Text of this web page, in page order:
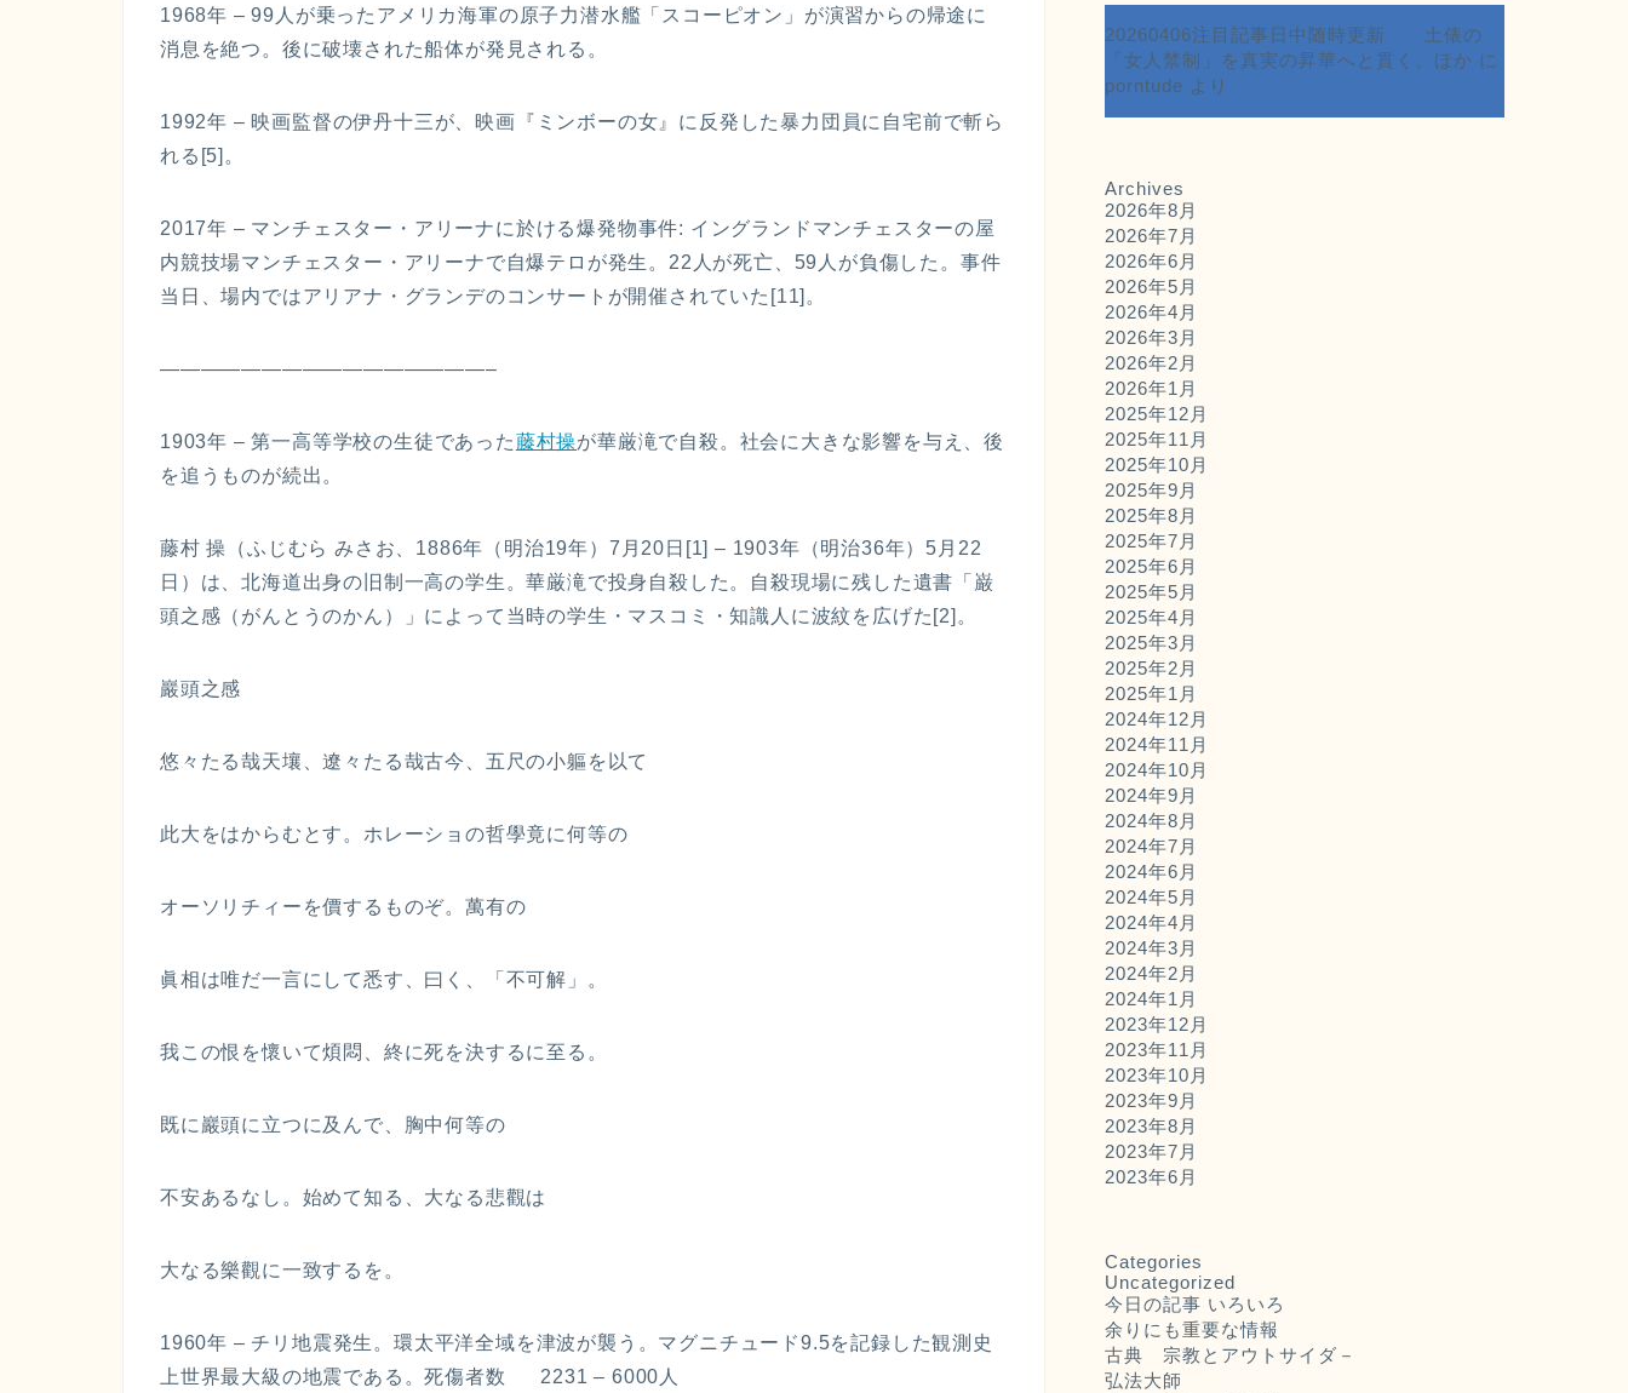
1968年 – 99人が乗ったアメリカ海軍の原子力潜水艦「スコーピオン」が演習からの帰途に
消息を絶つ。後に破壊された船体が発見される。
1992年 – 映画監督の伊丹十三が、映画『ミンボーの女』に反発した暴力団員に自宅前で斬ら
れる[5]。
2017年 – マンチェスター・アリーナに於ける爆発物事件: イングランドマンチェスターの屋
内競技場マンチェスター・アリーナで自爆テロが発生。22人が死亡、59人が負傷した。事件
当日、場内ではアリアナ・グランデのコンサートが開催されていた[11]。
————————————————–
1903年 – 第一高等学校の生徒であった藤村操が華厳滝で自殺。社会に大きな影響を与え、後
を追うものが続出。
藤村 操（ふじむら みさお、1886年（明治19年）7月20日[1] – 1903年（明治36年）5月22
日）は、北海道出身の旧制一高の学生。華厳滝で投身自殺した。自殺現場に残した遺書「巌
頭之感（がんとうのかん）」によって当時の学生・マスコミ・知識人に波紋を広げた[2]。
巖頭之感
悠々たる哉天壤、遼々たる哉古今、五尺の小軀を以て
此大をはからむとす。ホレーショの哲學竟に何等の
オーソリチィーを價するものぞ。萬有の
眞相は唯だ一言にして悉す、曰く、「不可解」。
我この恨を懷いて煩悶、終に死を決するに至る。
既に巖頭に立つに及んで、胸中何等の
不安あるなし。始めて知る、大なる悲觀は
大なる樂觀に一致するを。
1960年 – チリ地震発生。環太平洋全域を津波が襲う。マグニチュード9.5を記録した観測史
上世界最大級の地震である。死傷者数 2231 – 6000人
20260406注目記事日中随時更新 土俵の
「女人禁制」を真実の昇華へと貫く、ほか に
porntude より
Archives
2026年8月
2026年7月
2026年6月
2026年5月
2026年4月
2026年3月
2026年2月
2026年1月
2025年12月
2025年11月
2025年10月
2025年9月
2025年8月
2025年7月
2025年6月
2025年5月
2025年4月
2025年3月
2025年2月
2025年1月
2024年12月
2024年11月
2024年10月
2024年9月
2024年8月
2024年7月
2024年6月
2024年5月
2024年4月
2024年3月
2024年2月
2024年1月
2023年12月
2023年11月
2023年10月
2023年9月
2023年8月
2023年7月
2023年6月
Categories
Uncategorized
今日の記事 いろいろ
余りにも重要な情報
古典 宗教とアウトサイダ－
弘法大師